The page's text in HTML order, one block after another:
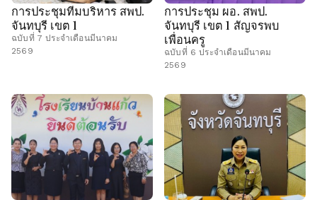
การประชุมทีมบริหาร สพป.
จันทบุรี เขต 1
ฉบับที่ 7 ประจำเดือนมีนาคม
2569
การประชุม ผอ. สพป.
จันทบุรี เขต 1 สัญจรพบ
เพื่อนครู
ฉบับที่ 6 ประจำเดือนมีนาคม
2569